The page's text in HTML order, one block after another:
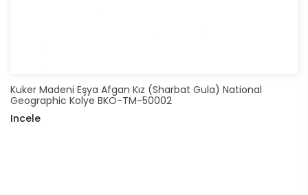
Kuker Madeni Eşya Afgan Kız (Sharbat Gula) National
Geographic Kolye BKO-TM-50002
Incele